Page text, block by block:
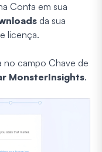
Conta em sua
da sua
licença.
no campo Chave de
MonsterInsights.